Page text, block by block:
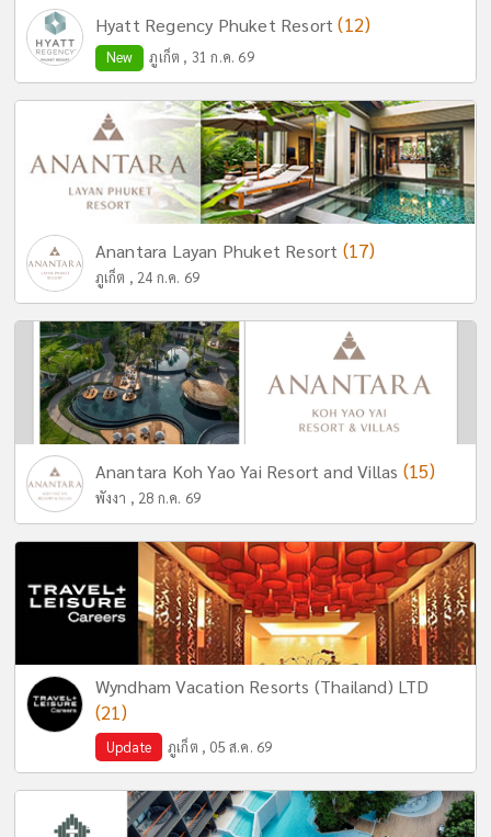
Hyatt Regency Phuket Resort(12)
New ภูเก็ต , 31 ก.ค. 69
Anantara Layan Phuket Resort (17)
ภูเก็ต , 24 ก.ค. 69
Anantara Koh Yao Yai Resort and Villas (15)
พังงา , 28 ก.ค. 69
Wyndham Vacation Resorts (Thailand) LTD
(21)
Update ภูเก็ต , 05 ส.ค. 69